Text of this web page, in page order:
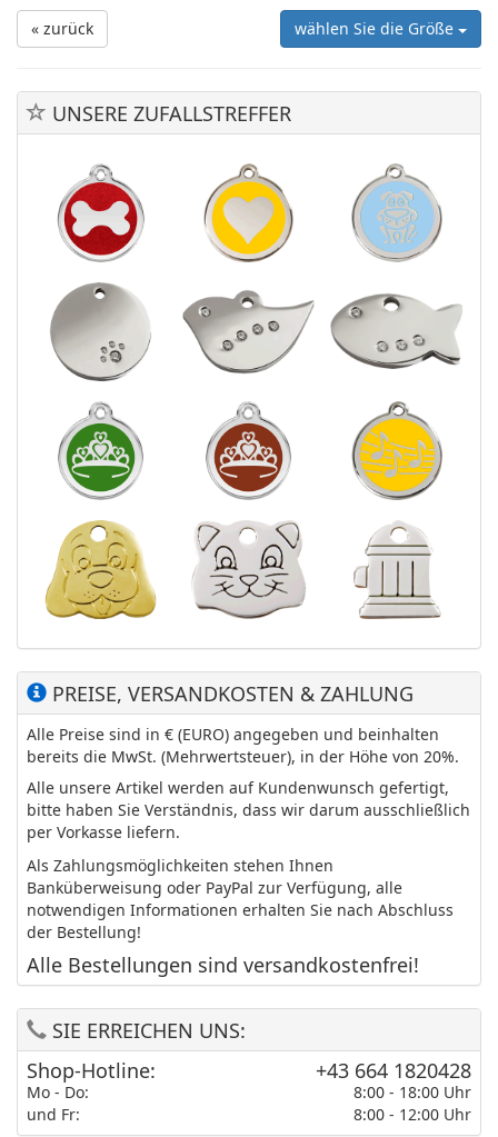
« zurück
wählen Sie die Größe
UNSERE ZUFALLSTREFFER
PREISE, VERSANDKOSTEN & ZAHLUNG
Alle Preise sind in € (EURO) angegeben und beinhalten
bereits die MwSt. (Mehrwertsteuer), in der Höhe von 20%.
Alle unsere Artikel werden auf Kundenwunsch gefertigt,
bitte haben Sie Verständnis, dass wir darum ausschließlich
per Vorkasse liefern.
Als Zahlungsmöglichkeiten stehen Ihnen
Banküberweisung oder PayPal zur Verfügung, alle
notwendigen Informationen erhalten Sie nach Abschluss
der Bestellung!
Alle Bestellungen sind versandkostenfrei!
SIE ERREICHEN UNS:
Shop-Hotline:
Mo - Do:
und Fr:
+43 664 1820428
8:00 - 18:00 Uhr
8:00 - 12:00 Uhr